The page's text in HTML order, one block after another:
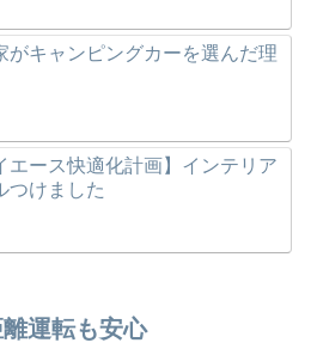
がキャンピングカーを選んだ理
エース快適化計画】インテリア
つけました
運転も安心